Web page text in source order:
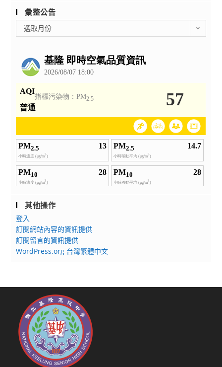
彙整公告
整
選取月份
其他操作
登入
訂閱網站內容的資訊提供
訂閱留言的資訊提供
WordPress.org 台灣繁體中文